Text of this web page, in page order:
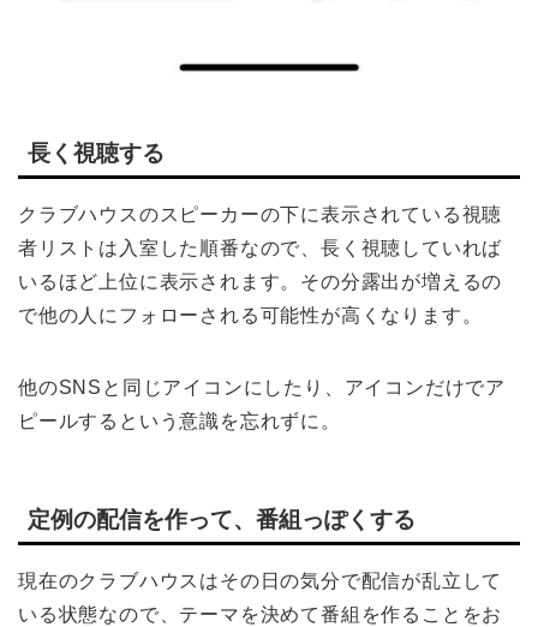
長く視聴する
クラブハウスのスピーカーの下に表示されている視聴
者リストは入室した順番なので、長く視聴していれば
いるほど上位に表示されます。その分露出が増えるの
で他の人にフォローされる可能性が高くなります。
他のSNSと同じアイコンにしたり、アイコンだけでア
ピールするという意識を忘れずに。
定例の配信を作って、番組っぽくする
現在のクラブハウスはその日の気分で配信が乱立して
いる状態なので、テーマを決めて番組を作ることをお